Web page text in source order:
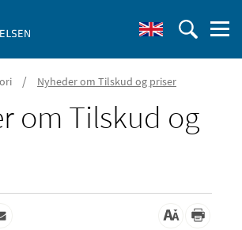
/ Nyheder om Tilskud og priser
om Tilskud og